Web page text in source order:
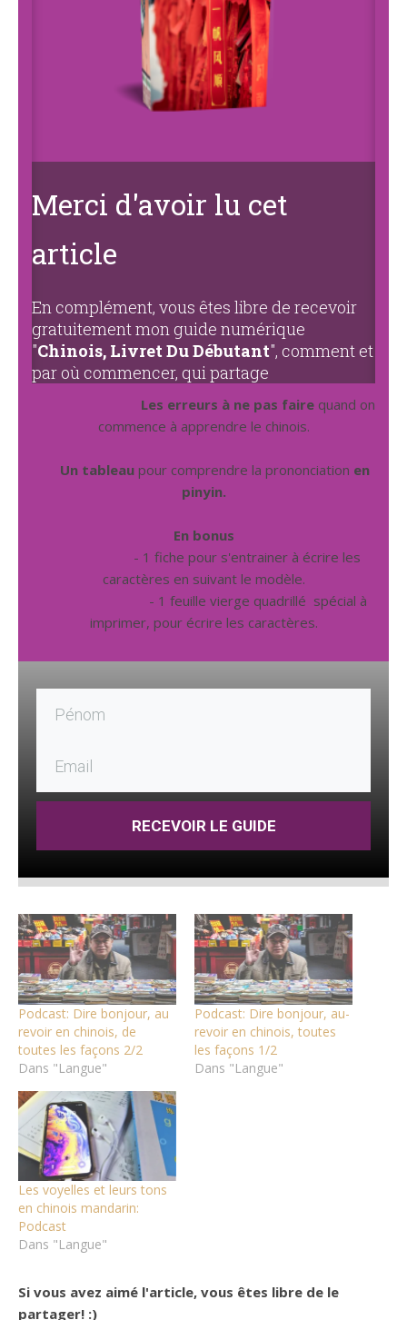
Merci d'avoir lu cet
article
En complément, vous êtes libre de recevoir
gratuitement mon guide numérique
"Chinois, Livret Du Débutant", comment et
par où commencer, qui partage
Les erreurs à ne pas faire quand on
commence à apprendre le chinois.
Un tableaupour comprendre la prononciation en
pinyin.
En bonus
- 1 fiche pour s'entrainer à écrire les
caractères en suivant le modèle.
- 1 feuille vierge quadrillé spécial à
imprimer, pour écrire les caractères.
RECEVOIR LE GUIDE
Podcast: Dire bonjour, au
revoir en chinois, de
toutes les façons 2/2
Dans "Langue"
Podcast: Dire bonjour, au-
revoir en chinois, toutes
les façons 1/2
Dans "Langue"
Les voyelles et leurs tons
en chinois mandarin:
Podcast
Dans "Langue"
Si vous avez aimé l'article, vous êtes libre de le
partager! :)